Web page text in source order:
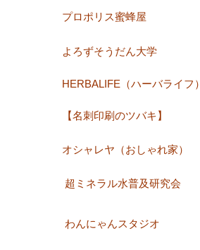
プロポリス蜜蜂屋
よろずそうだん大学
HERBALIFE（ハーバライフ）
【名刺印刷のツバキ】
オシャレヤ（おしゃれ家）
超ミネラル水普及研究会
わんにゃんスタジオ